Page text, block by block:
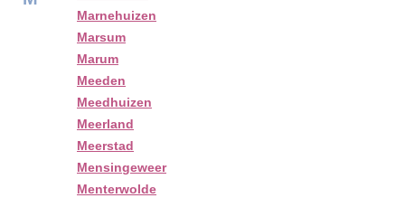
Marnehuizen
Marsum
Marum
Meeden
Meedhuizen
Meerland
Meerstad
Mensingeweer
Menterwolde